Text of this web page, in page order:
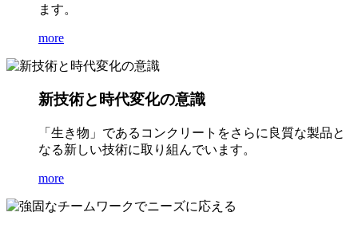
ます。
more
新技術と時代変化の意識
「生き物」であるコンクリートをさらに良質な製品と
なる新しい技術に取り組んでいます。
more